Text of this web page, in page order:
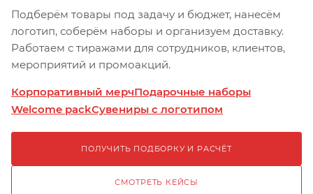
Подберём товары под задачу и бюджет, нанесём
логотип, соберём наборы и организуем доставку.
Работаем с тиражами для сотрудников, клиентов,
мероприятий и промоакций.
Корпоративный мерчПодарочные наборы
Welcome packСувениры с логотипом
ПОЛУЧИТЬ ПОДБОРКУ И РАСЧЁТ
СМОТРЕТЬ КЕЙСЫ